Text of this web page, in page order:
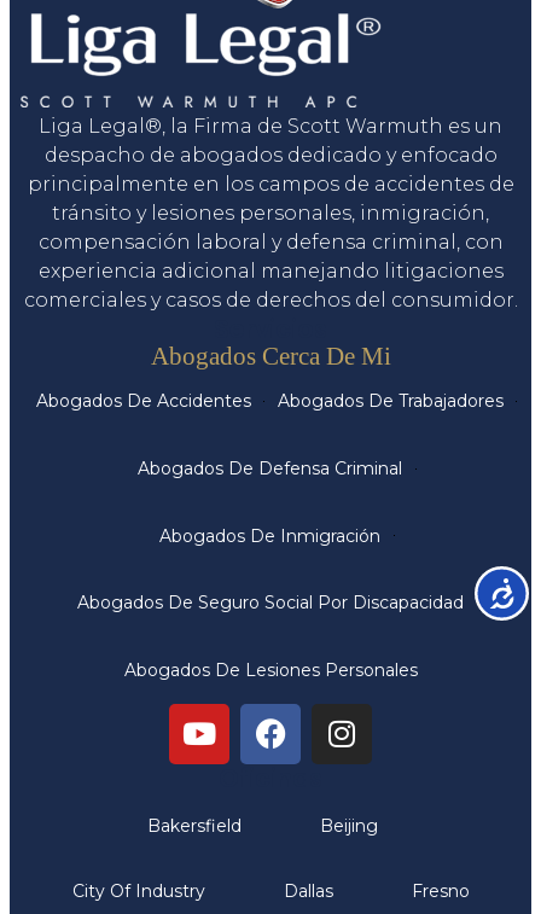
Liga Legal®, la Firma de Scott Warmuth es un
despacho de abogados dedicado y enfocado
principalmente en los campos de accidentes de
tránsito y lesiones personales, inmigración,
compensación laboral y defensa criminal, con
experiencia adicional manejando litigaciones
comerciales y casos de derechos del consumidor.
Abogados Cerca De Mi
Abogados De Accidentes Abogados De Trabajadores
Abogados De Defensa Criminal
Abogados De Inmigración
Abogados De Seguro Social Por Discapacidad
Abogados De Lesiones Personales
Bakersfield Beijing
City Of Industry Dallas Fresno